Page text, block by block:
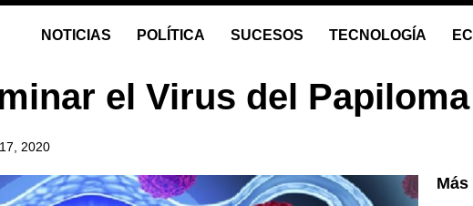
NOTICIAS POLÍTICA SUCESOS TECNOLOGÍA
el Virus del
2020